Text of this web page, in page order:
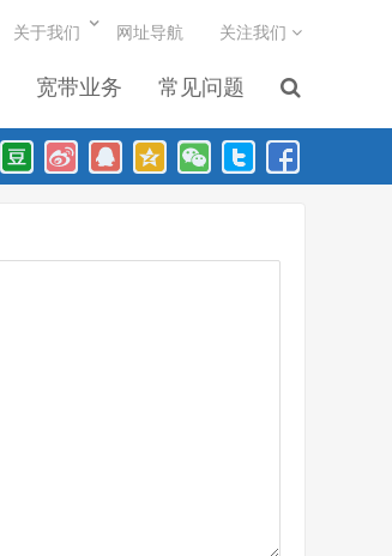
宽带业务 常见问题
关于我们 网址导航 关注我们